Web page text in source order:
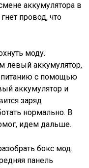
аккумулятора в
провод, что
моду.
левый аккумулятор,
питанию с помощью
аккумулятор и
заряд
нормально. В
идем дальше.
бокс мод.
панель